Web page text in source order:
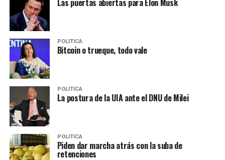
Las puertas abiertas para Elon Musk
POLITICA
Bitcoin o trueque, todo vale
POLITICA
La postura de la UIA ante el DNU de Milei
POLITICA
Piden dar marcha atrás con la suba de
retenciones